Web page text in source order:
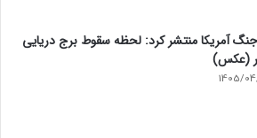
آمریکا منتشر کرد: لحظه سقوط برج دریایی
(عکس)
1405/